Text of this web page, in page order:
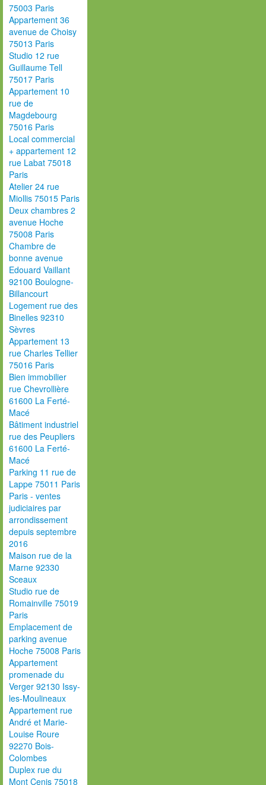
75003 Paris
Appartement 36
avenue de Choisy
75013 Paris
Studio 12 rue
Guillaume Tell
75017 Paris
Appartement 10
rue de
Magdebourg
75016 Paris
Local commercial
+ appartement 12
rue Labat 75018
Paris
Atelier 24 rue
Miollis 75015 Paris
Deux chambres 2
avenue Hoche
75008 Paris
Chambre de
bonne avenue
Edouard Vaillant
92100 Boulogne-
Billancourt
Logement rue des
Binelles 92310
Sèvres
Appartement 13
rue Charles Tellier
75016 Paris
Bien immobilier
rue Chevrollière
61600 La Ferté-
Macé
Bâtiment industriel
rue des Peupliers
61600 La Ferté-
Macé
Parking 11 rue de
Lappe 75011 Paris
Paris - ventes
judiciaires par
arrondissement
depuis septembre
2016
Maison rue de la
Marne 92330
Sceaux
Studio rue de
Romainville 75019
Paris
Emplacement de
parking avenue
Hoche 75008 Paris
Appartement
promenade du
Verger 92130 Issy-
les-Moulineaux
Appartement rue
André et Marie-
Louise Roure
92270 Bois-
Colombes
Duplex rue du
Mont Cenis 75018